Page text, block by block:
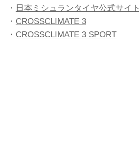
・ 日本ミシュランタイヤ公式サイト
・ CROSSCLIMATE 3
・ CROSSCLIMATE 3 SPORT